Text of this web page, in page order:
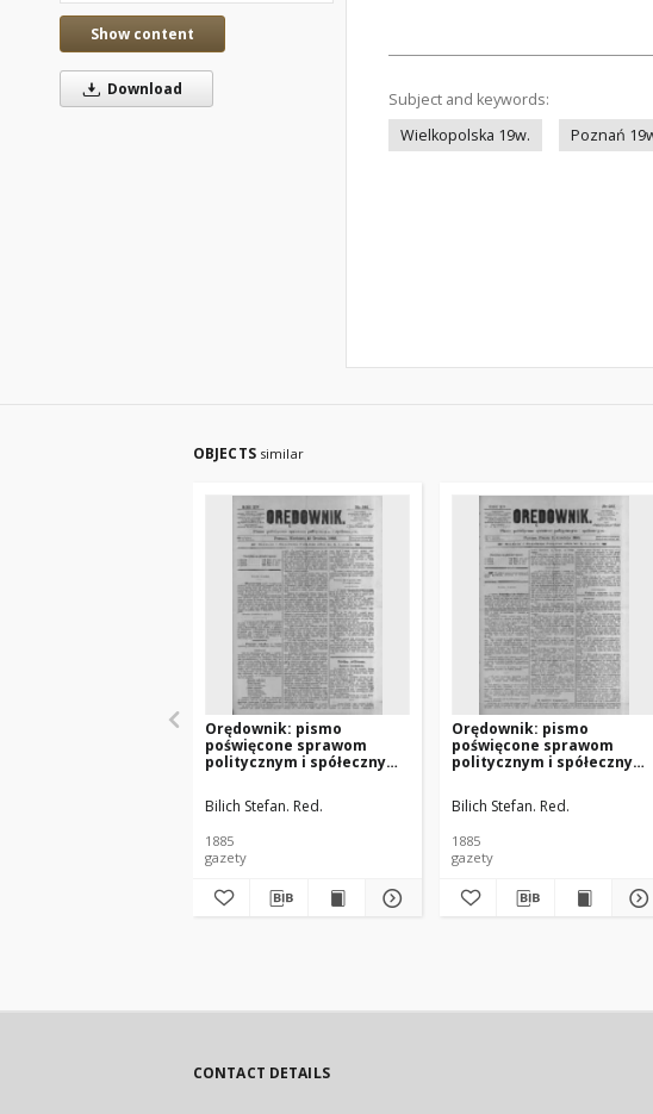
Show content
Download
Subject and keywords:
Wielkopolska 19w.
Poznań
OBJECTS similar
Orędownik: pismo
poświęcone sprawom
politycznym i spółecznym
Bilich Stefan. Red.
1885
gazety
Orędownik: pismo
poświęcone sprawom
politycznym i spółecznym
Bilich Stefan. Red.
1885
gazety
CONTACT DETAILS